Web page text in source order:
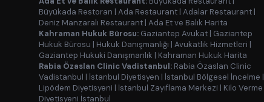
Büyükada Restoran | Ada Restaurant | Adalar Restaurant |
Deniz Manzaralı Restaurant | Ada Et ve Balık Harita
Kahraman Hukuk Bürosu: Gaziantep Avukat | Gaziantep
Hukuk Bürosu | Hukuk Danışmanlığı | Avukatlık Hizmetleri |
Gaziantep Hukuki Danışmanlık | Kahraman Hukuk Harita
Rabia Özaslan Clinic Vadistanbul: Rabia Özaslan Clinic
Vadistanbul | İstanbul Diyetisyen | İstanbul Bölgesel İncelme |
Lipödem Diyetisyeni | İstanbul Zayıflama Merkezi | Kilo Verme
Diyetisyeni İstanbul